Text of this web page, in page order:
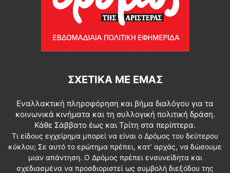
ΣΧΕΤΙΚΆ ΜΕ ΕΜΆΣ
Εναλλακτική πληροφόρηση και βήμα διαλόγου για τα
κοινωνικά κινήματα και τη συλλογική πολιτική δράση.
Κάθε Σάββατο έως και Τρίτη στα περίπτερα.
Τι είδους εγχείρημα μπορεί να είναι ο Δρόμος του δεύτερου
κύκλου; Σε αυτό το ερώτημα πρέπει, κατ’ αρχάς, να δώσουμε
μιαν απάντηση. Ο Δρόμος πρέπει ενσυνείδητα και
σχεδιασμένα να προσδιοριστεί ως συμβολή διεξόδου της